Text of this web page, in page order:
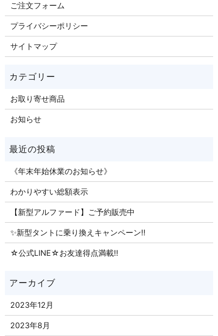
ご注文​フォーム
プライバシーポリシー
サイトマップ
お取り寄せ商品
お知らせ
《年末年始休業のお知らせ》
わかりやすい総額表示
【新型アルファード】ご予約販売中
✨新型タントに乗り換えキャンペーン‼
☆公式LINE☆お友達得点満載‼
2023年12月
2023年8月